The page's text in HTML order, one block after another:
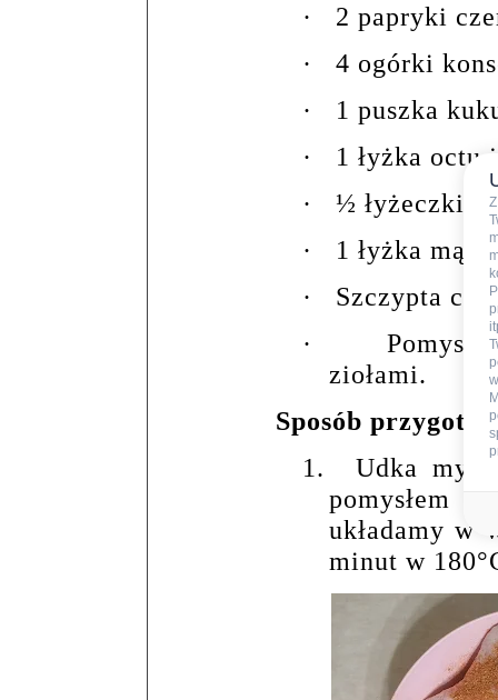
·
2 papryki
·
4 ogórki
·
1 puszka
·
1 łyżka octu
·
½ łyżeczki
·
1 łyżka mąki
·
Szczypta
·
Pomysł
ziołami.
Sposób
1.
Udka
pomysłem
układamy w
minut w 180°